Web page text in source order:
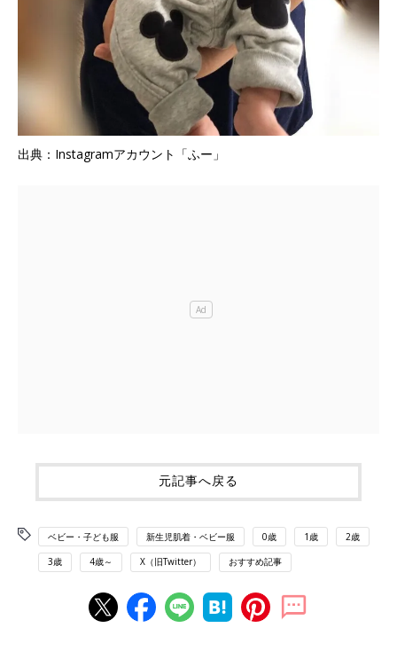
出典：Instagramアカウント「ふー」
元記事へ戻る
ベビー・子ども服 新生児肌着・ベビー服 0歳 1歳 2歳
3歳 4歳～ X（旧Twitter） おすすめ記事